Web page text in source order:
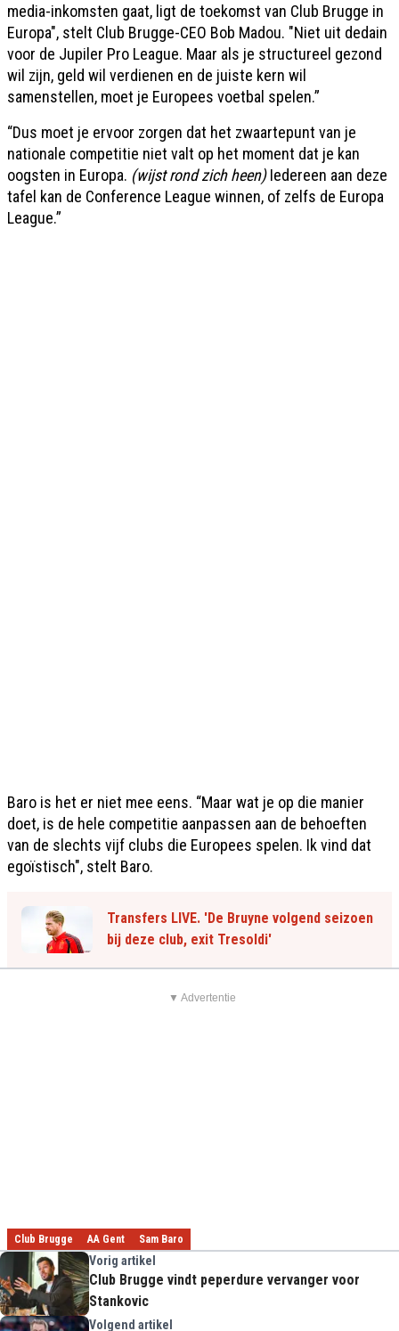
media-inkomsten gaat, ligt de toekomst van Club Brugge in
Europa", stelt Club Brugge-CEO Bob Madou. "Niet uit dedain
voor de Jupiler Pro League. Maar als je structureel gezond
wil zijn, geld wil verdienen en de juiste kern wil
samenstellen, moet je Europees voetbal spelen.”
“Dus moet je ervoor zorgen dat het zwaartepunt van je
nationale competitie niet valt op het moment dat je kan
oogsten in Europa. (wijst rond zich heen)Iedereen aan deze
tafel kan de Conference League winnen, of zelfs de Europa
League.”
Baro is het er niet mee eens. “Maar wat je op die manier
doet, is de hele competitie aanpassen aan de behoeften
van de slechts vijf clubs die Europees spelen. Ik vind dat
egoïstisch", stelt Baro.
Transfers LIVE. 'De Bruyne volgend seizoen
bij deze club, exit Tresoldi'
▼ Advertentie
Club Brugge AA Gent Sam Baro
Vorig artikel
Club Brugge vindt peperdure vervanger voor
Stankovic
Volgend artikel